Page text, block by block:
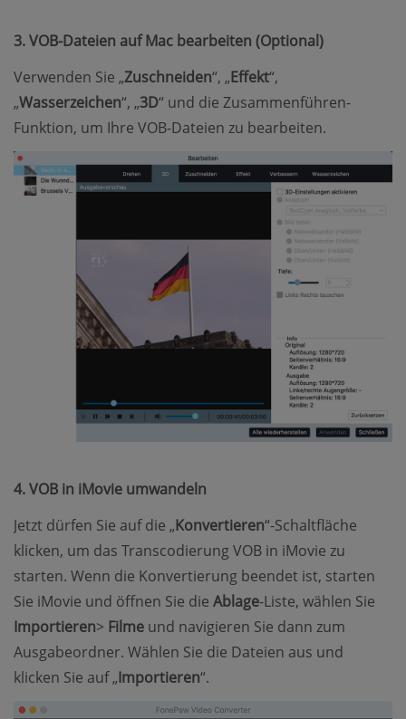
3. VOB-Dateien auf Mac bearbeiten (Optional)
Verwenden Sie „Zuschneiden“, „Effekt“,
„Wasserzeichen“, „3D“ und die Zusammenführen-
Funktion, um Ihre VOB-Dateien zu bearbeiten.
4. VOB in iMovie umwandeln
Jetzt dürfen Sie auf die „Konvertieren“-Schaltfläche
klicken, um das Transcodierung VOB in iMovie zu
starten. Wenn die Konvertierung beendet ist, starten
Sie iMovie und öffnen Sie die Ablage-Liste, wählen Sie
Importieren> Filme und navigieren Sie dann zum
Ausgabeordner. Wählen Sie die Dateien aus und
klicken Sie auf „Importieren“.